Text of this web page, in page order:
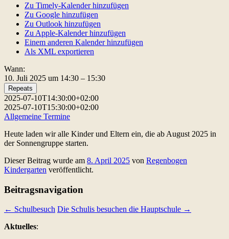
Zu Timely-Kalender hinzufügen
Zu Google hinzufügen
Zu Outlook hinzufügen
Zu Apple-Kalender hinzufügen
Einem anderen Kalender hinzufügen
Als XML exportieren
Wann:
10. Juli 2025 um 14:30 – 15:30
Repeats
2025-07-10T14:30:00+02:00
2025-07-10T15:30:00+02:00
Allgemeine Termine
Heute laden wir alle Kinder und Eltern ein, die ab August 2025 in
der Sonnengruppe starten.
Dieser Beitrag wurde am 8. April 2025 von Regenbogen
Kindergarten veröffentlicht.
Beitragsnavigation
← Schulbesuch Die Schulis besuchen die Hauptschule →
Aktuelles: